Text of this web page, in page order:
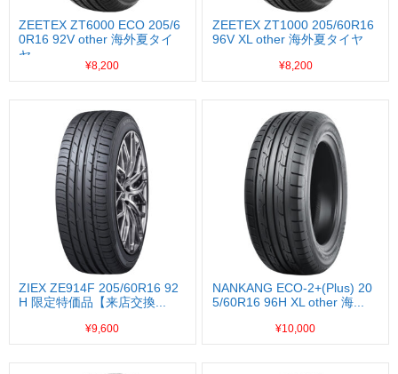
ZEETEX ZT6000 ECO 205/6
0R16 92V other 海外夏タイ
ヤ
¥8,200
ZEETEX ZT1000 205/60R16
96V XL other 海外夏タイヤ
¥8,200
ZIEX ZE914F 205/60R16 92
H 限定特価品【来店交換...
¥9,600
NANKANG ECO-2+(Plus) 20
5/60R16 96H XL other 海...
¥10,000